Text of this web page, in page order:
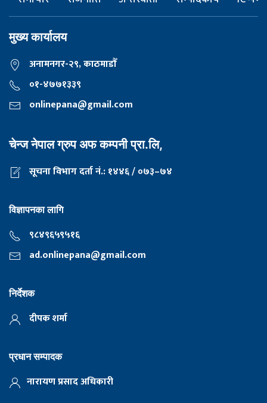
मुख्य कार्यालय
अनामनगर-२९, काठमाडाैँ
०१-४७७१३३९
onlinepana@gmail.com
चेन्ज नेपाल ग्रुप अफ कम्पनी प्रा.लि,
सूचना विभाग दर्ता नं.: १४४६ / ०७३–७४
विज्ञापनका लागि
९८४९६५९५१६
ad.onlinepana@gmail.com
निर्देशक
दीपक शर्मा
प्रधान सम्पादक
नारायण प्रसाद अधिकारी